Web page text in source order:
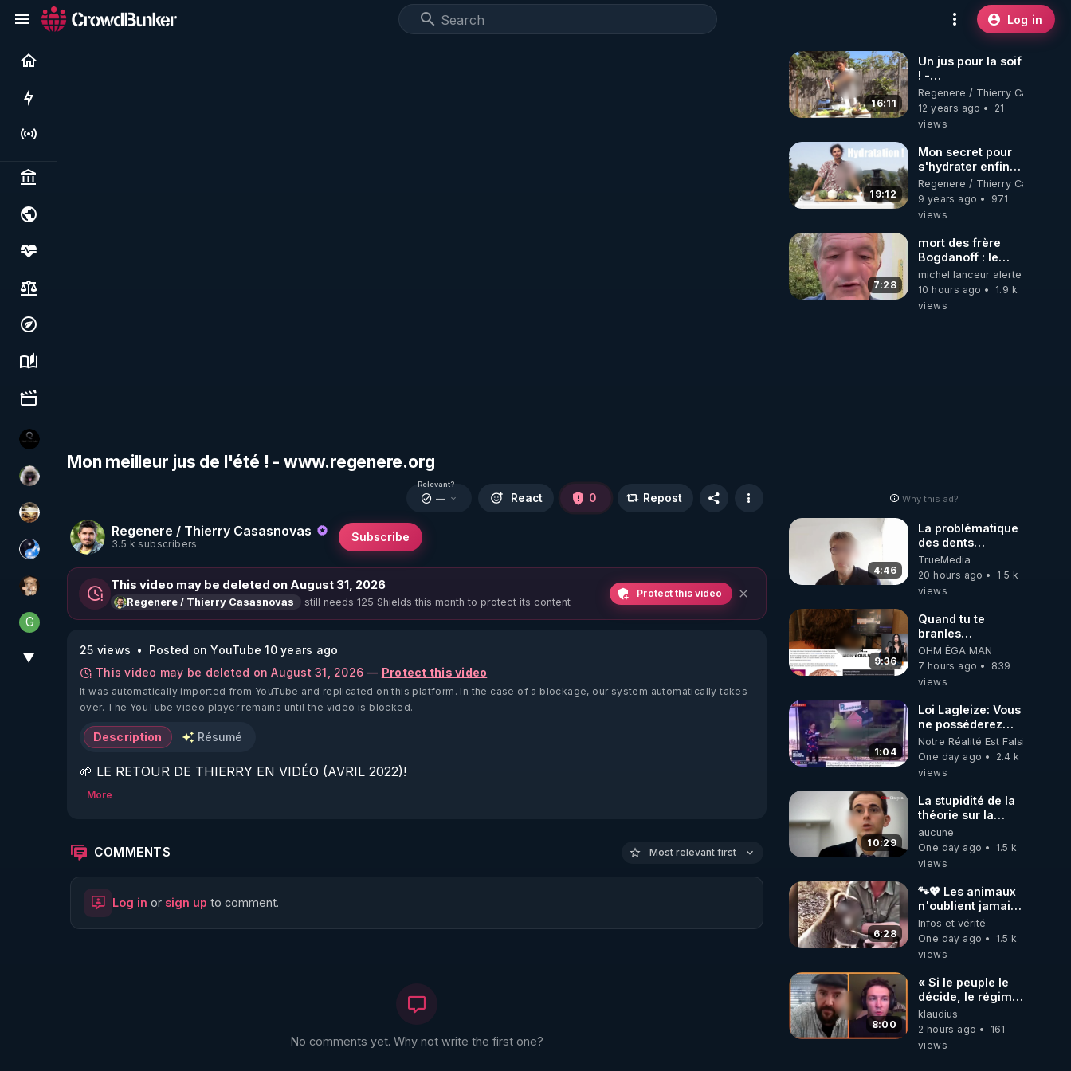
Log in
Politics & institutions
Society, justice & freedoms
Economy, environment & technology
Science, history & spirituality
Culture, media & entertainment
La vérité
Priscane
patatrak
Chercheur de vérité
DataCenter
G Generousbear
▼
Mon meilleur jus de l'été ! - www.regenere.org
Regenere / Thierry Casasnovas
3.5 k subscribers
Subscribe
Relevant?
— React 0 Repost
This video may be deleted on August 31, 2026
Regenere / Thierry Casasnovas still needs 125 Shields this month to protect its content
Protect this video
25 views
Posted on YouTube 10 years ago
This video may be deleted on August 31, 2026 — Protect this video
It was automatically imported from YouTube and replicated on this platform. In the case of a blockage, our system automatically takes
over. The YouTube video player remains until the video is blocked.
Description Résumé
🌱 LE RETOUR DE THIERRY EN VIDÉO (AVRIL 2022)!
🌱 LE MAGAZINE RÉGÉNÈRE
http://rgnr.li/ymag
More
COMMENTS Most relevant first
Log in or sign up to comment.
No comments yet. Why not write the first one?
16:11
Un jus pour la soif
! -
www.regenere.org
Regenere / Thierry
12 years ago
21
views
19:12
Mon secret pour
s'hydrater enfin !
le jus de la
canicule -
www.regenere.org
Regenere / Thierry
9 years ago
971
views
7:28
mort des frère
Bogdanoff : le
mensonge d état
michel lanceur alerte
10 hours ago
1.9 k
views
Why this ad?
4:46
La problématique
des dents
dévitalisées et
des implants
TrueMedia
20 hours ago
1.5 k
views
9:36
Quand tu te
branles
bonhomme tu
émets des ondes
ils ont juste omis
OHM ÉGA MAN
7 hours ago
839
views
1:04
Loi Lagleize: Vous
ne posséderez
plus rien et vous
serez heureux !
Notre Réalité Est Falsifiée Et
One day ago
2.4 k
views
10:29
La stupidité de la
théorie sur la
responsabilité de
l’homme
concernant le
carbone.
aucune
One day ago
1.5 k
views
6:28
🐾💖 Les animaux
n'oublient jamais
ceux qu'ils
aiment… 🥹❤️
Infos et vérité
One day ago
1.5 k
views
8:00
« Si le peuple le
décide, le régime
peut tomber
demain ! »
klaudius
2 hours ago
161
views